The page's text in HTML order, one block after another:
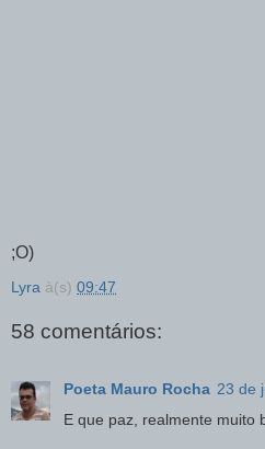
;O)
Lyra à(s) 09:47
58 comentários:
Poeta Mauro Rocha 23 de
E que paz, realmente muito